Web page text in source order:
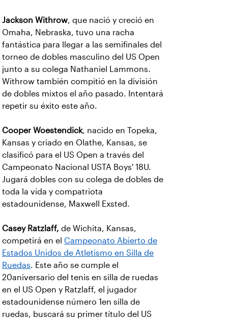
Jackson Withrow, que nació y creció en
Omaha, Nebraska, tuvo una racha
fantástica para llegar a las semifinales del
torneo de dobles masculino del US Open
junto a su colega Nathaniel Lammons.
Withrow también compitió en la división
de dobles mixtos el año pasado. Intentará
repetir su éxito este año.
Cooper Woestendick, nacido en Topeka,
Kansas y criado en Olathe, Kansas, se
clasificó para el US Open a través del
Campeonato Nacional USTA Boys' 18U.
Jugará dobles con su colega de dobles de
toda la vida y compatriota
estadounidense, Maxwell Exsted.
Casey Ratzlaff, de Wichita, Kansas,
competirá en el Campeonato Abierto de
Estados Unidos de Atletismo en Silla de
Ruedas. Este año se cumple el
20aniversario del tenis en silla de ruedas
en el US Open y Ratzlaff, el jugador
estadounidense número 1en silla de
ruedas, buscará su primer título del US